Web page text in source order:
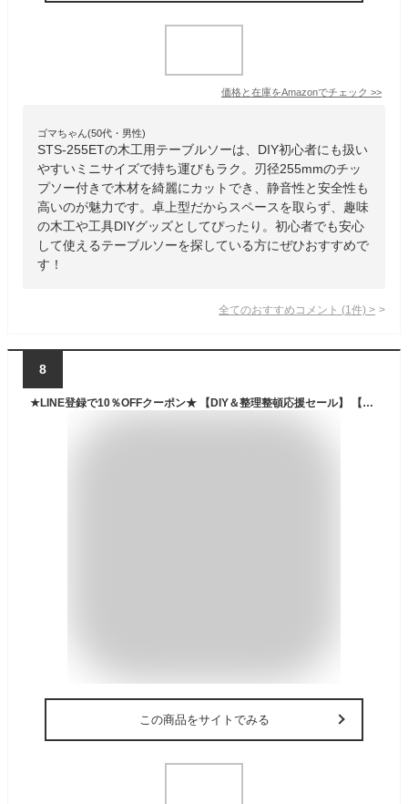
価格と在庫をAmazonでチェック >>
ゴマちゃん(50代・男性)
STS-255ETの木工用テーブルソーは、DIY初心者にも扱い
やすいミニサイズで持ち運びもラク。刃径255mmのチッ
プソー付きで木材を綺麗にカットでき、静音性と安全性も
高いのが魅力です。卓上型だからスペースを取らず、趣味
の木工や工具DIYグッズとしてぴったり。初心者でも安心
して使えるテーブルソーを探している方にぜひおすすめで
す！
全てのおすすめコメント (1 件) >
8
★LINE登録で10％OFFクーポン★ 【DIY＆整理整頓応援セール】 【お買い得セット】チップソー2枚付！(60P×1枚＋80P×1枚) 木工用スタンド付テーブルソーTBS-255PA2 パオック（PAOCK） 新潟精機 【木材 木工 切断 切る DIY】
この商品をサイトでみる